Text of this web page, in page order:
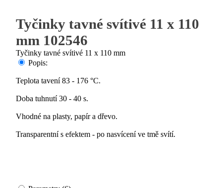
Tyčinky tavné svítivé 11 x 110
mm 102546
Tyčinky tavné svítivé 11 x 110 mm
Popis:
Teplota tavení 83 - 176 °C.
Doba tuhnutí 30 - 40 s.
Vhodné na plasty, papír a dřevo.
Transparentní s efektem - po nasvícení ve tmě svítí.